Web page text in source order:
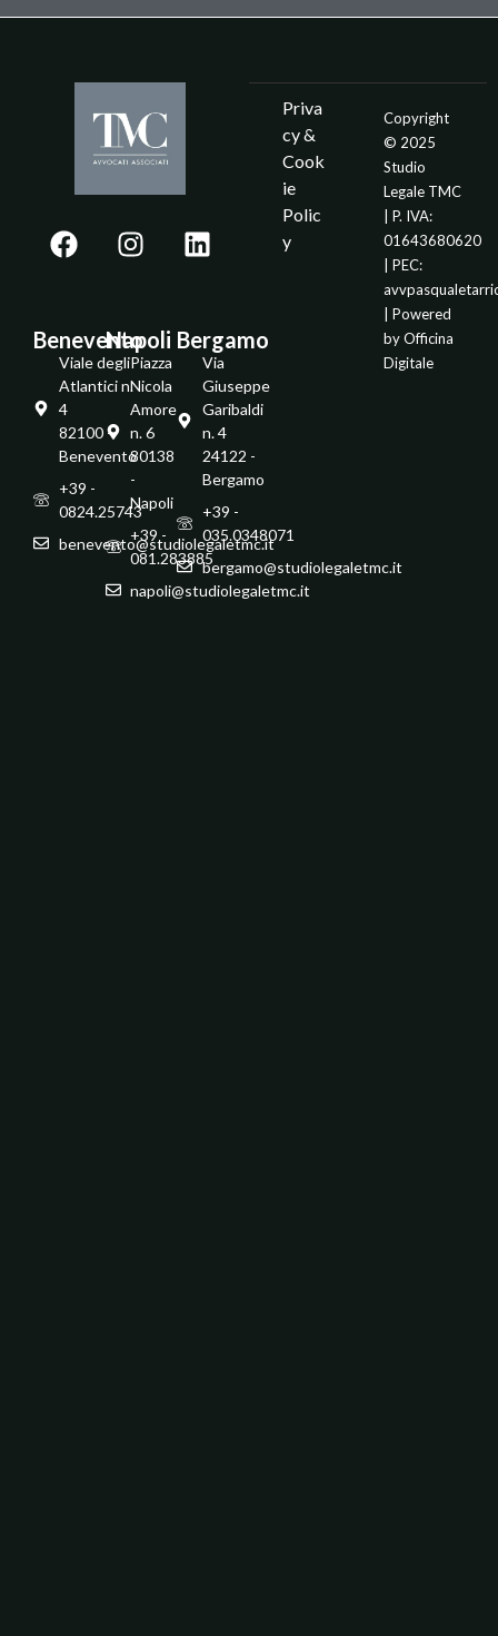
Benevento
Viale degli
Atlantici n.
4
82100 -
Benevento
+39 -
0824.25743
benevento@studiolegaletmc.it
Napoli
Piazza
Nicola
Amore
n. 6
80138
-
Napoli
+39 -
081.283885
napoli@studiolegaletmc.it
Bergamo
Via
Giuseppe
Garibaldi
n. 4
24122 -
Bergamo
+39 -
035.0348071
bergamo@studiolegaletmc.it
Priva
cy &
Cook
ie
Polic
y
Copyright
© 2025
Studio
Legale TMC
| P. IVA:
01643680620
| PEC:
| Powered
byOfficina
Digitale